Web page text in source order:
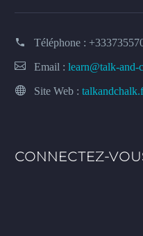
Téléphone :
Email : learn@talk-and-
Site Web :
CONNECTEZ-